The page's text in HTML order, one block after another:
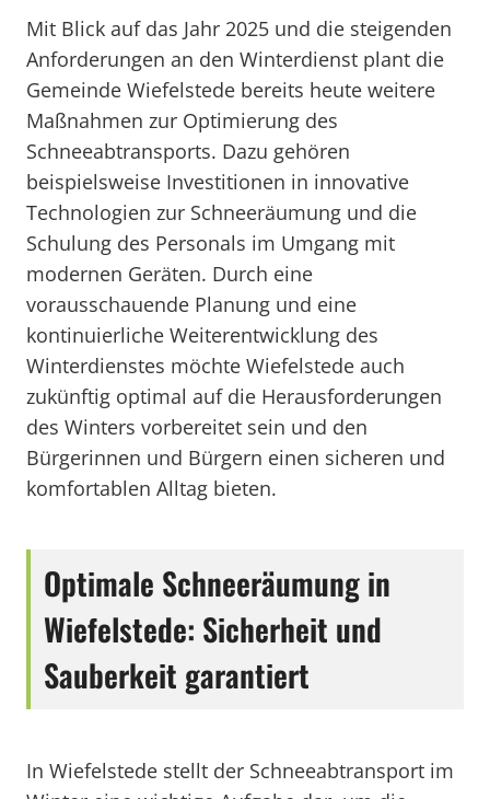
Mit Blick auf das Jahr 2025 und die steigenden
Anforderungen an den Winterdienst plant die
Gemeinde Wiefelstede bereits heute weitere
Maßnahmen zur Optimierung des
Schneeabtransports. Dazu gehören
beispielsweise Investitionen in innovative
Technologien zur Schneeräumung und die
Schulung des Personals im Umgang mit
modernen Geräten. Durch eine
vorausschauende Planung und eine
kontinuierliche Weiterentwicklung des
Winterdienstes möchte Wiefelstede auch
zukünftig optimal auf die Herausforderungen
des Winters vorbereitet sein und den
Bürgerinnen und Bürgern einen sicheren und
komfortablen Alltag bieten.
Optimale Schneeräumung in
Wiefelstede: Sicherheit und
Sauberkeit garantiert
In Wiefelstede stellt der Schneeabtransport im